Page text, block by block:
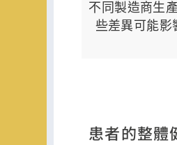
不同製造商生
些差異可能影
患者的整體